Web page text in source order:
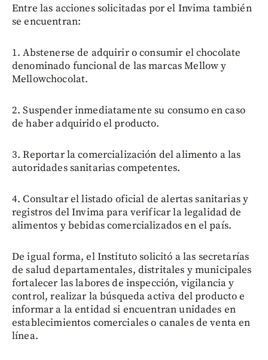
Entre las acciones solicitadas por el Invima también
se encuentran:
1. Abstenerse de adquirir o consumir el chocolate
denominado funcional de las marcas Mellow y
Mellowchocolat.
2. Suspender inmediatamente su consumo en caso
de haber adquirido el producto.
3. Reportar la comercialización del alimento a las
autoridades sanitarias competentes.
4. Consultar el listado oficial de alertas sanitarias y
registros del Invima para verificar la legalidad de
alimentos y bebidas comercializados en el país.
De igual forma, el Instituto solicitó a las secretarías
de salud departamentales, distritales y municipales
fortalecer las labores de inspección, vigilancia y
control, realizar la búsqueda activa del producto e
informar a la entidad si encuentran unidades en
establecimientos comerciales o canales de venta en
línea.